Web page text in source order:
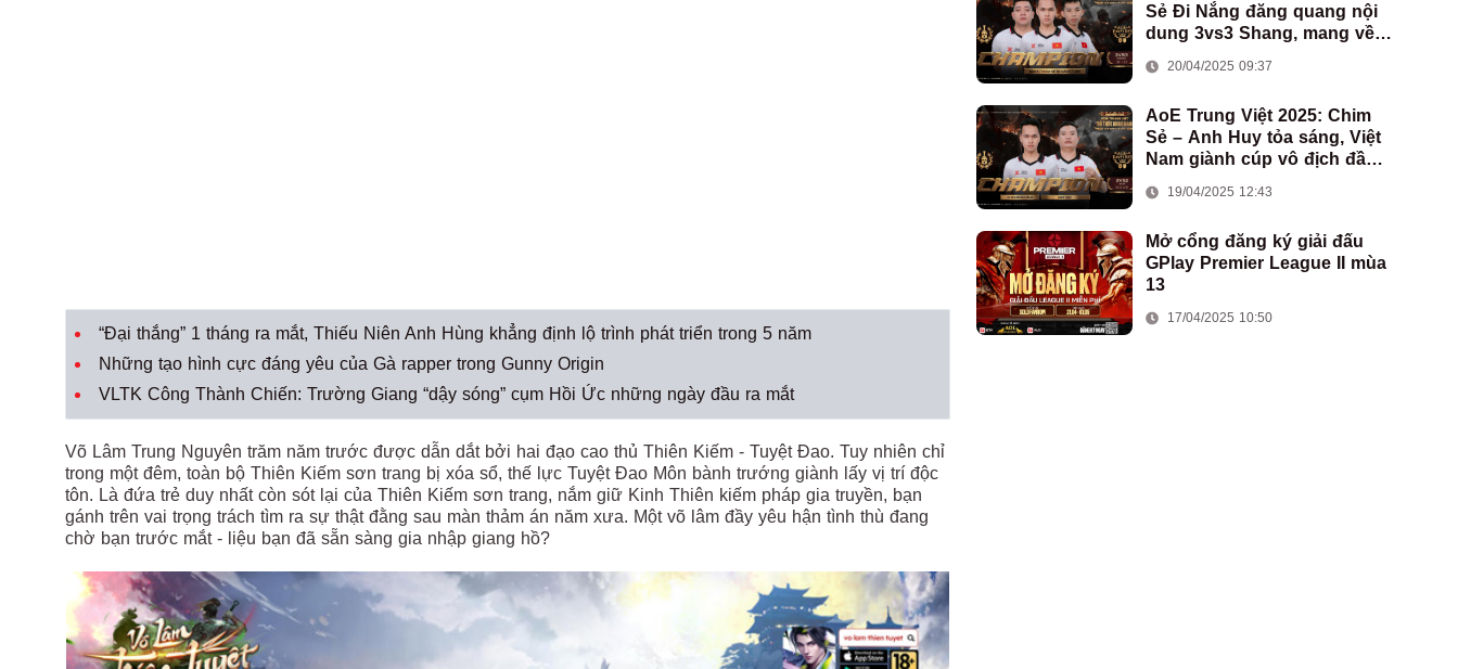
“Đại thắng” 1 tháng ra mắt, Thiếu Niên Anh Hùng khẳng định lộ trình phát triển trong 5 năm
Những tạo hình cực đáng yêu của Gà rapper trong Gunny Origin
VLTK Công Thành Chiến: Trường Giang “dậy sóng” cụm Hồi Ức những ngày đầu ra mắt
Võ Lâm Trung Nguyên trăm năm trước được dẫn dắt bởi hai đạo cao thủ Thiên Kiếm - Tuyệt Đao. Tuy nhiên chỉ
trong một đêm, toàn bộ Thiên Kiếm sơn trang bị xóa sổ, thế lực Tuyệt Đao Môn bành trướng giành lấy vị trí độc
tôn. Là đứa trẻ duy nhất còn sót lại của Thiên Kiếm sơn trang, nắm giữ Kinh Thiên kiếm pháp gia truyền, bạn
gánh trên vai trọng trách tìm ra sự thật đằng sau màn thảm án năm xưa. Một võ lâm đầy yêu hận tình thù đang
chờ bạn trước mắt - liệu bạn đã sẵn sàng gia nhập giang hồ?
Sẻ Đi Nắng đăng quang nội
dung 3vs3 Shang, mang về
đoàn AoE Việt Nam
20/04/2025 09:37
AoE Trung Việt 2025: Chim
Sẻ – Anh Huy tỏa sáng, Việt
Nam giành cúp vô địch đầu
19/04/2025 12:43
Mở cổng đăng ký giải đấu
GPlay Premier League II mùa
13
17/04/2025 10:50